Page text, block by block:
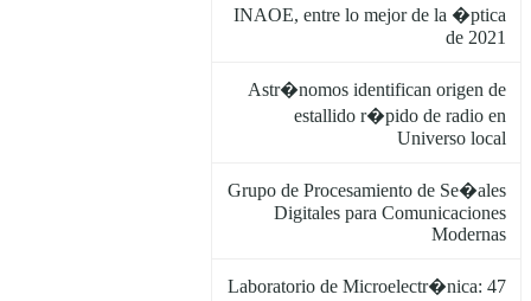
INAOE, entre lo mejor de la �ptica
de 2021
Astr�nomos identifican origen de
estallido r�pido de radio en
Universo local
Grupo de Procesamiento de Se�ales
Digitales para Comunicaciones
Modernas
Laboratorio de Microelectr�nica: 47